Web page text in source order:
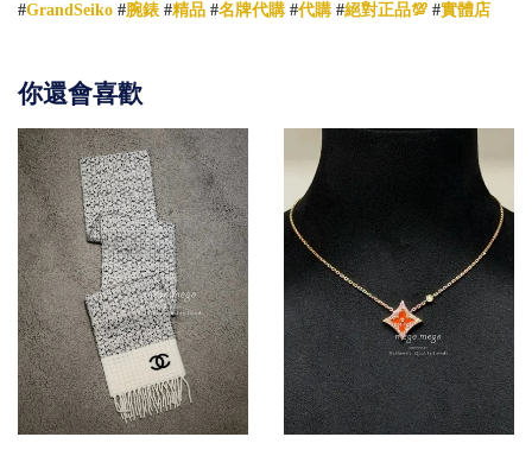
#GrandSeiko #腕錶 #精品 #名牌代購 #代購 #絕對正品💯 #實體店
你還會喜歡